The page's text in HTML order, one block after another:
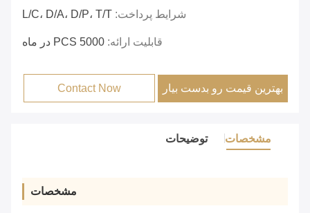
شرایط پرداخت: L/C، D/A، D/P، T/T
قابلیت ارائه: 5000 PCS در ماه
بهترین قیمت رو بدست بیار Contact Now
مشخصات توضیحات
مشخصات